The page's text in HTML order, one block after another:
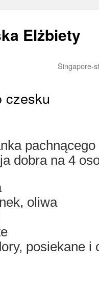
Elżbiety
Singapore-
czesku
dobra na 4
oliwa
posiekane i